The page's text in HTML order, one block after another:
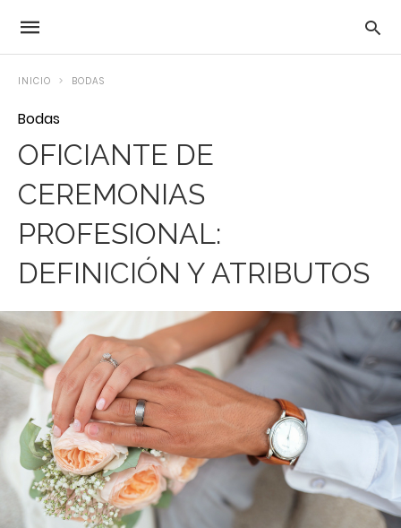
INICIO BODAS
Bodas
OFICIANTE DE
CEREMONIAS
PROFESIONAL:
DEFINICIÓN Y ATRIBUTOS